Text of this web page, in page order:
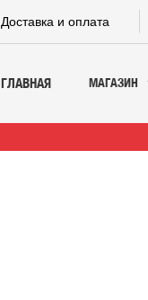
Доставка и оплата
ГЛАВНАЯ МАГАЗИН